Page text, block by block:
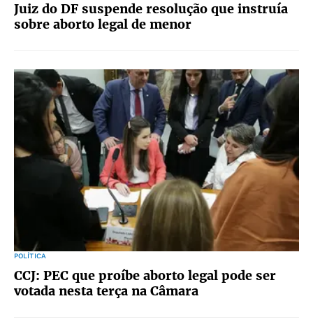
Juiz do DF suspende resolução que instruía
sobre aborto legal de menor
POLÍTICA
CCJ: PEC que proíbe aborto legal pode ser
votada nesta terça na Câmara